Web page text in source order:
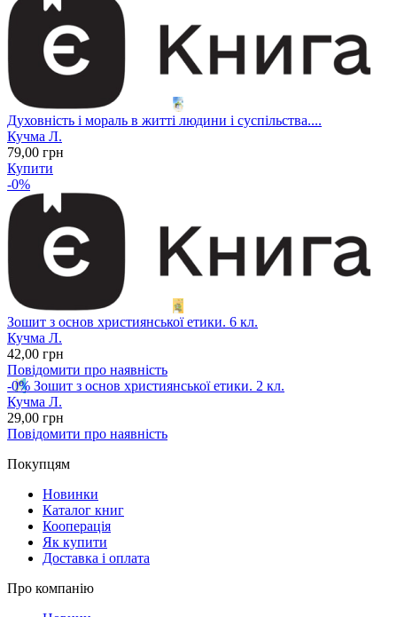
Духовність і мораль в житті людини і суспільства....
Кучма Л.
79,00 грн
Купити
-0%
Зошит з основ християнської етики. 6 кл.
Кучма Л.
42,00 грн
Повідомити про наявність
-0% Зошит з основ християнської етики. 2 кл.
Кучма Л.
29,00 грн
Повідомити про наявність
Покупцям
Новинки
Каталог книг
Кооперація
Як купити
Доставка і оплата
Про компанію